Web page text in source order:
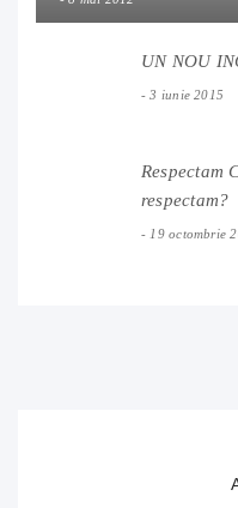
UN NOU
3 iunie 2015
Respectam
respectam?
19 octombrie